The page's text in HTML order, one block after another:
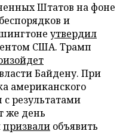
Штатов на фоне
и
утвердил
США. Трамп
Байдену. При
американского
результатами
же день
призвали объявить